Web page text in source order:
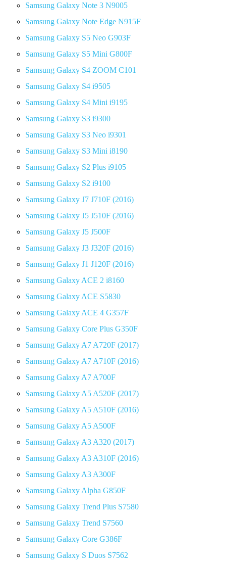
Samsung Galaxy Note 3 N9005
Samsung Galaxy Note Edge N915F
Samsung Galaxy S5 Neo G903F
Samsung Galaxy S5 Mini G800F
Samsung Galaxy S4 ZOOM C101
Samsung Galaxy S4 i9505
Samsung Galaxy S4 Mini i9195
Samsung Galaxy S3 i9300
Samsung Galaxy S3 Neo i9301
Samsung Galaxy S3 Mini i8190
Samsung Galaxy S2 Plus i9105
Samsung Galaxy S2 i9100
Samsung Galaxy J7 J710F (2016)
Samsung Galaxy J5 J510F (2016)
Samsung Galaxy J5 J500F
Samsung Galaxy J3 J320F (2016)
Samsung Galaxy J1 J120F (2016)
Samsung Galaxy ACE 2 i8160
Samsung Galaxy ACE S5830
Samsung Galaxy ACE 4 G357F
Samsung Galaxy Core Plus G350F
Samsung Galaxy A7 A720F (2017)
Samsung Galaxy A7 A710F (2016)
Samsung Galaxy A7 A700F
Samsung Galaxy A5 A520F (2017)
Samsung Galaxy A5 A510F (2016)
Samsung Galaxy A5 A500F
Samsung Galaxy A3 A320 (2017)
Samsung Galaxy A3 A310F (2016)
Samsung Galaxy A3 A300F
Samsung Galaxy Alpha G850F
Samsung Galaxy Trend Plus S7580
Samsung Galaxy Trend S7560
Samsung Galaxy Core G386F
Samsung Galaxy S Duos S7562